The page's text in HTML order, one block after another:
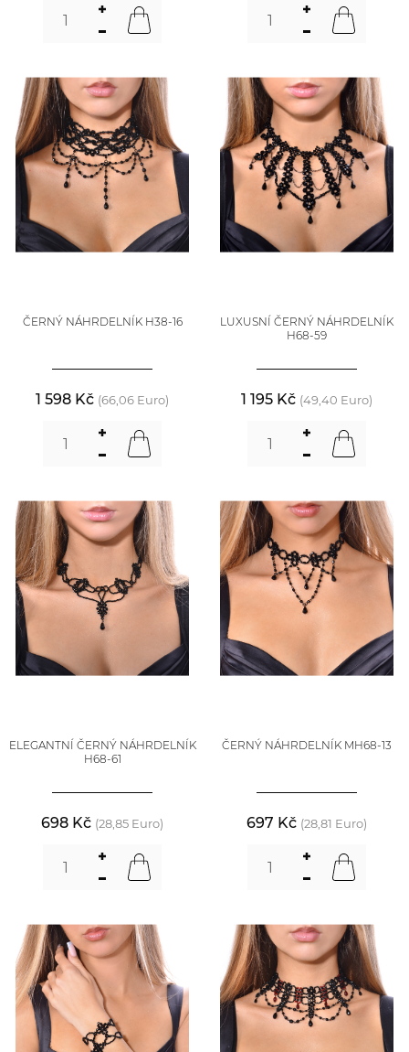
ČERNÝ NÁHRDELNÍK H38-16
1 598 Kč (66,06 Euro)
LUXUSNÍ ČERNÝ NÁHRDELNÍK
H68-59
1 195 Kč (49,40 Euro)
ELEGANTNÍ ČERNÝ NÁHRDELNÍK
H68-61
698 Kč (28,85 Euro)
ČERNÝ NÁHRDELNÍK MH68-13
697 Kč (28,81 Euro)